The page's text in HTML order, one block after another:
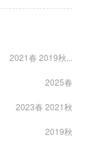
2021春 2019秋...
2025春
2023春 2021秋
2019秋